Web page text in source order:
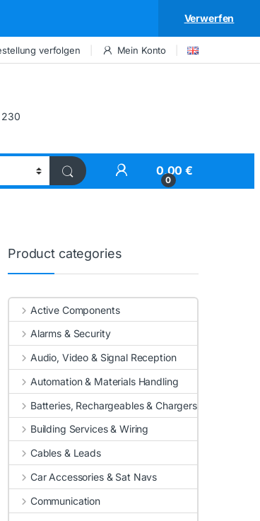
Verwerfen
verfolgen Mein Konto
230
My Account
0
0,00€
Product categories
Active Components
Alarms & Security
Audio, Video & Signal Reception
Automation & Materials Handling
Batteries, Rechargeables & Chargers
Building Services & Wiring
Cables & Leads
Car Accessories & Sat Navs
Communication